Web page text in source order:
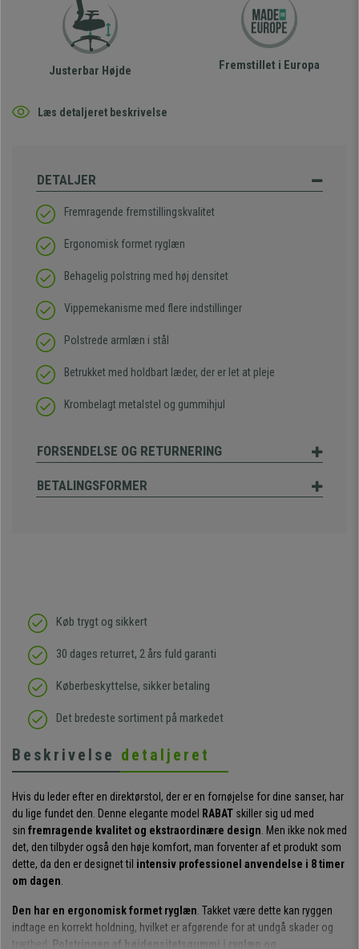
Justerbar Højde Fremstillet i Europa
Læs detaljeret beskrivelse
DETALJER
Fremragende fremstillingskvalitet
Ergonomisk formet ryglæn
Behagelig polstring med høj densitet
Vippemekanisme med flere indstillinger
Polstrede armlæn i stål
Betrukket med holdbart læder, der er let at pleje
Krombelagt metalstel og gummihjul
FORSENDELSE OG RETURNERING
BETALINGSFORMER
Køb trygt og sikkert
30 dages returret, 2 års fuld garanti
Køberbeskyttelse, sikker betaling
Det bredeste sortiment på markedet
Beskrivelse detaljeret
Hvis du leder efter en direktørstol, der er en fornøjelse for dine sanser, har
du lige fundet den. Denne elegante model
RABAT skiller sig ud med
sin fremragende kvalitet og ekstraordinære design . Men ikke nok med
det, den tilbyder også den høje komfort, man forventer af et produkt som
dette, da den er designet til intensiv professionel anvendelse i 8 timer
om dagen
Den har en ergonomisk formet ryglæn . Takket være dette kan ryggen
indtage en korrekt holdning, hvilket er afgørende for at undgå skader og
træthed.
Polstringen af højdensitetsgummi i ryglæn og